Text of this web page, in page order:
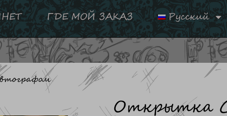
ГДЕ МОЙ ЗАКАЗ Русский
Открытка